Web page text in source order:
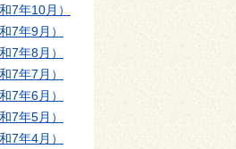
7年10月）
7年9月）
7年8月）
7年7月）
7年6月）
7年5月）
7年4月）